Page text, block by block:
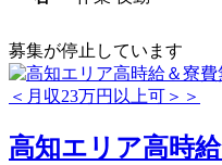
募集が停止しています
高知エリア高時